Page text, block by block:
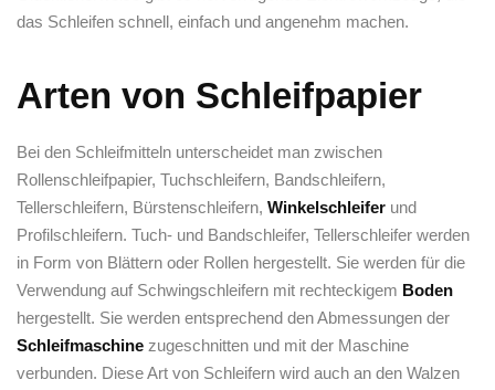
das Schleifen schnell, einfach und angenehm machen.
Arten von Schleifpapier
Bei den Schleifmitteln unterscheidet man zwischen
Rollenschleifpapier, Tuchschleifern, Bandschleifern,
Tellerschleifern, Bürstenschleifern, Winkelschleifer und
Profilschleifern. Tuch- und Bandschleifer, Tellerschleifer werden
in Form von Blättern oder Rollen hergestellt. Sie werden für die
Verwendung auf Schwingschleifern mit rechteckigem Boden
hergestellt. Sie werden entsprechend den Abmessungen der
Schleifmaschine zugeschnitten und mit der Maschine
verbunden. Diese Art von Schleifern wird auch an den Walzen